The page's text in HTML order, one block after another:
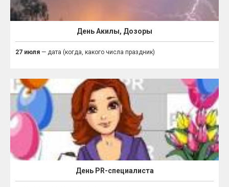
День Акилы, Дозоры
27 июля — дата (когда, какого числа праздник)
День PR-специалиста